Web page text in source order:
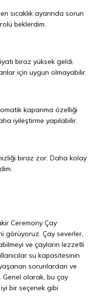
sıcaklık ayarında sorun
beklerdim.
biraz yüksek geldi.
için uygun olmayabilir.
kapanma özelliği
iyileştirme yapılabilir.
biraz zor. Daha kolay
Ceremony Çay
görüyoruz. Çay severler,
ve çayların lezzetli
su kapasitesinin
sorunlardan ve
Genel olarak, bu çay
bir seçenek gibi